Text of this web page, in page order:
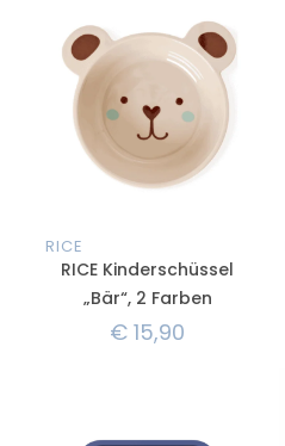
RICE
RICE Kinderschüssel
„Bär“, 2 Farben
€ 15,90